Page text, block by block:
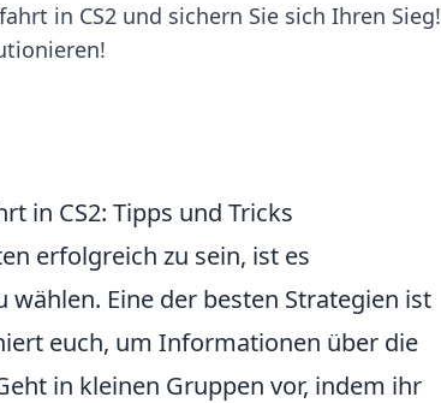
in CS2 und sichern Sie sich Ihren Sieg!
in CS2: Tipps und Tricks
erfolgreich zu sein, ist es
Eine der besten Strategien ist
euch, um Informationen über die
in kleinen Gruppen vor, indem ihr